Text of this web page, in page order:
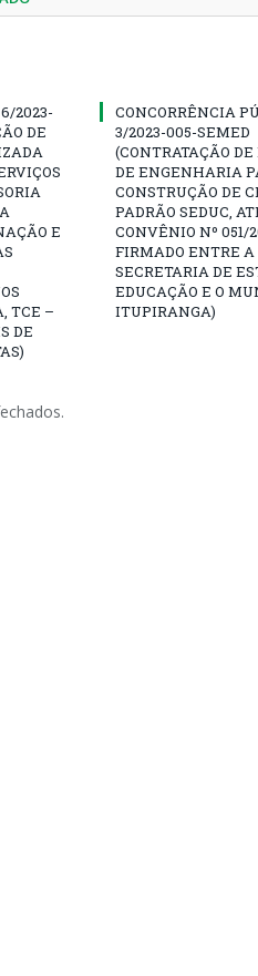
2023-
DE
E
TCE –
DE
CONCORRÊNCIA
3/2023-005-SEMED
(CONTRATAÇÃO
DE ENGENHARIA
CONSTRUÇÃO DE
PADRÃO SEDUC,
CONVÊNIO Nº 051/
FIRMADO ENTRE A
SECRETARIA DE
EDUCAÇÃO E O
ITUPIRANGA)